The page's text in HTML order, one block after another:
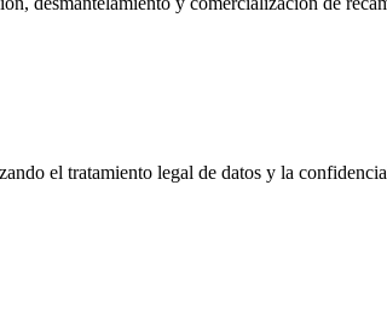
el tratamiento legal de datos y la